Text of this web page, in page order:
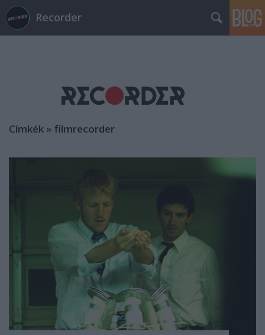
Recorder
Címkék » filmrecorder